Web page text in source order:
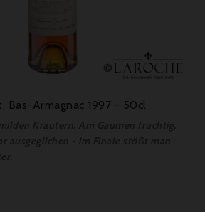
Bas-Armagnac 1997 - 50cl